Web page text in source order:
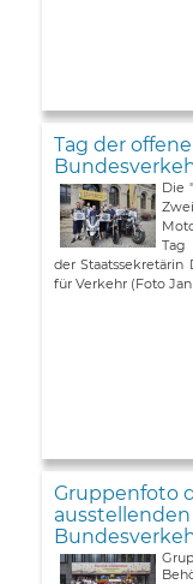
Tag der
Die
Tag
der
für Verkehr (Foto Jan
Gruppenfoto